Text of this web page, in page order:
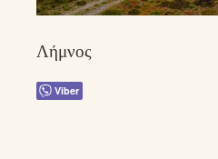
Λήμνος
Viber